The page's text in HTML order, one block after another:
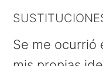
Se me ocurrió